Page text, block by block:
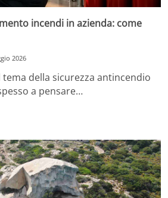
incendi in azienda: come
2026
della sicurezza antincendio
a pensare…